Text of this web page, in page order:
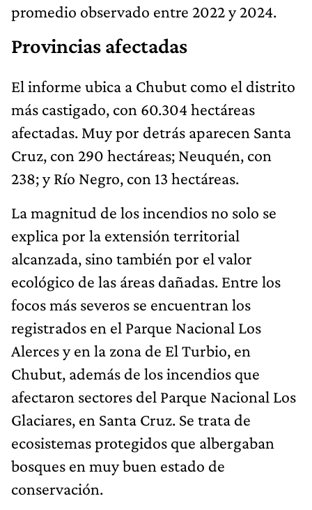
promedio observado entre 2022 y 2024.
Provincias afectadas
El informe ubica a Chubut como el distrito
más castigado, con 60.304 hectáreas
afectadas. Muy por detrás aparecen Santa
Cruz, con 290 hectáreas; Neuquén, con
238; y Río Negro, con 13 hectáreas.
La magnitud de los incendios no solo se
explica por la extensión territorial
alcanzada, sino también por el valor
ecológico de las áreas dañadas. Entre los
focos más severos se encuentran los
registrados en el Parque Nacional Los
Alerces y en la zona de El Turbio, en
Chubut, además de los incendios que
afectaron sectores del Parque Nacional Los
Glaciares, en Santa Cruz. Se trata de
ecosistemas protegidos que albergaban
bosques en muy buen estado de
conservación.